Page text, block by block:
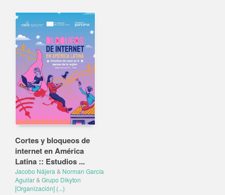
Cortes y bloqueos de
internet en América
Latina :: Estudios ...
Jacobo Nájera & Norman García
Aguilar& Grupo Dikyton
[Organización] (...)